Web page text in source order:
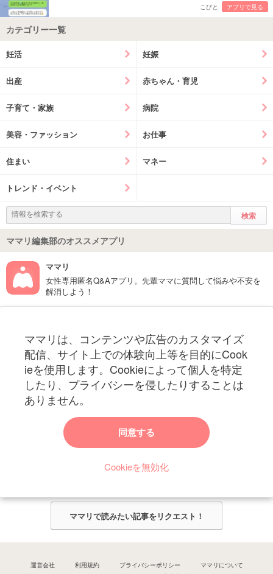
こびと アプリで見る
カテゴリー一覧
妊活 妊娠
出産 赤ちゃん・育児
子育て・家族 病院
美容・ファッション お仕事
住まい マネー
トレンド・イベント
ママリ編集部のオススメアプリ
ママリ
女性専用匿名Q&Aアプリ。先輩ママに質問して悩みや不安を
解消しよう！
ママリは、コンテンツや広告のカスタマイズ
配信、サイト上での体験向上等を目的にCook
ieを使用します。Cookieによって個人を特定
したり、プライバシーを侵したりすることは
ありません。
同意する
Cookieを無効化
妊娠〜子育て中のお役立ち情報を配信中
ママリからのお知らせ
ママリ編集部がみなさんのご意見をもとに記事を作成させていただきま
ママリで読みたい記事をリクエスト！
運営会社 利用規約 プライバシーポリシー
ママリについて